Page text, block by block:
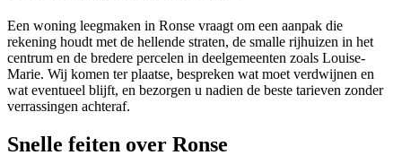
Een woning leegmaken in Ronse vraagt om een aanpak die
rekening houdt met de hellende straten, de smalle rijhuizen in het
centrum en de bredere percelen in deelgemeenten zoals Louise-
Marie. Wij komen ter plaatse, bespreken wat moet verdwijnen en
wat eventueel blijft, en bezorgen u nadien de beste tarieven zonder
verrassingen achteraf.
Snelle feiten over Ronse